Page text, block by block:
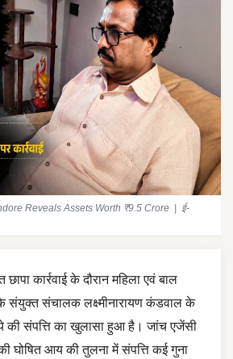
Reveals Assets Worth ₹9.5 Crore | ई-
कार्रवाई के दौरान महिला एवं बाल
संयुक्त संचालक लक्ष्मीनारायण कंडवाल के
की संपत्ति का खुलासा हुआ है। जांच एजेंसी
घोषित आय की तुलना में संपत्ति कई गुना